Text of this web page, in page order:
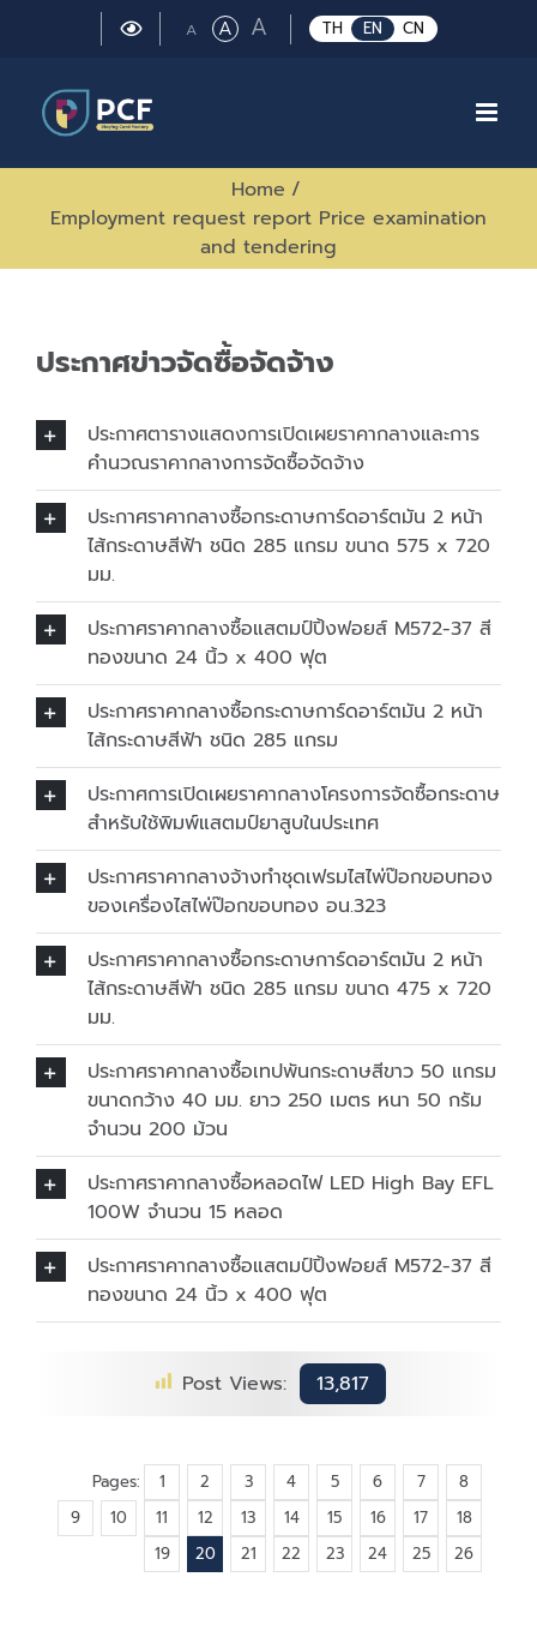
TH EN CN
A Small
ARegular
ALarge
font
Home /
Employment request report Price examination
and tendering
ประกาศข่าวจัดซื้อจัดจ้าง
ประกาศตารางแสดงการเปิดเผยราคากลางและการ
คำนวณราคากลางการจัดซื้อจัดจ้าง
ประกาศราคากลางซื้อกระดาษการ์ดอาร์ตมัน 2 หน้า
ไส้กระดาษสีฟ้า ชนิด 285 แกรม ขนาด 575 x 720
มม.
ประกาศราคากลางซื้อแสตมป์ปิ้งฟอยส์ M572-37 สี
ทองขนาด 24 นิ้ว x 400 ฟุต
ประกาศราคากลางซื้อกระดาษการ์ดอาร์ตมัน 2 หน้า
ไส้กระดาษสีฟ้า ชนิด 285 แกรม
ประกาศการเปิดเผยราคากลางโครงการจัดซื้อกระดาษ
สำหรับใช้พิมพ์แสตมป์ยาสูบในประเทศ
ประกาศราคากลางจ้างทำชุดเฟรมไสไพ่ป๊อกขอบทอง
ของเครื่องไสไพ่ป๊อกขอบทอง อน.323
ประกาศราคากลางซื้อกระดาษการ์ดอาร์ตมัน 2 หน้า
ไส้กระดาษสีฟ้า ชนิด 285 แกรม ขนาด 475 x 720
มม.
ประกาศราคากลางซื้อเทปพันกระดาษสีขาว 50 แกรม
ขนาดกว้าง 40 มม. ยาว 250 เมตร หนา 50 กรัม
จำนวน 200 ม้วน
ประกาศราคากลางซื้อหลอดไฟ LED High Bay EFL
100W จำนวน 15 หลอด
ประกาศราคากลางซื้อแสตมป์ปิ้งฟอยส์ M572-37 สี
ทองขนาด 24 นิ้ว x 400 ฟุต
Post Views: 13,817
Pages: 1 2 3 4 5 6 7
8
9
10 11 12 13 14 15 16 17
18
19
20 21 22 23 24 25 26